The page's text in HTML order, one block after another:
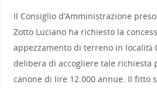
Il Consiglio d’Amministrazione
Zotto Luciano ha richiesto la
appezzamento di terreno in località
delibera di accogliere tale richiesta
canone di lire 12.000 annue. Il fitto